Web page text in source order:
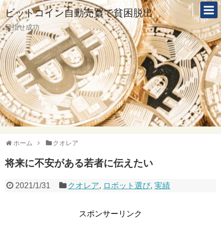
ビットコイン自動売買で貧困脱出
目指せ成功
ホーム クオレア
将来に不安がある若者に伝えたい
2021/1/31 クオレア, ロボット選び,実績
スポンサーリンク